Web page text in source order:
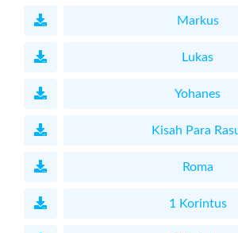
Markus
Lukas
Yohanes
Kisah Para
Roma
1 Korintus